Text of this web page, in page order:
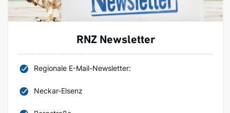
RNZ Newsletter
Regionale E-Mail-Newsletter:
Neckar-Elsenz